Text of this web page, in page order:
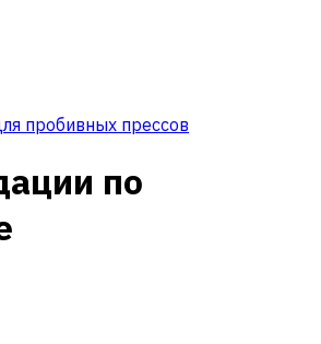
пробивных прессов
по